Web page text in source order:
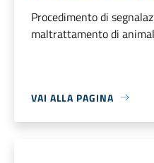
Procedimento di
maltrattamento di
VAI ALLA PAGINA